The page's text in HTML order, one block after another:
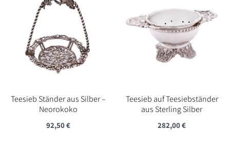
Teesieb Ständer aus Silber –
Neorokoko
92,50€
Teesieb auf Teesiebständer
aus Sterling Silber
282,00€